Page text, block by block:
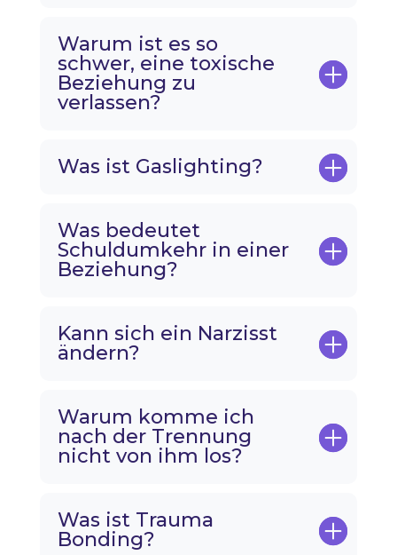
Warum ist es so
schwer, eine toxische
Beziehung zu
verlassen?
Was ist Gaslighting?
Was bedeutet
Schuldumkehr in einer
Beziehung?
Kann sich ein Narzisst
ändern?
Warum komme ich
nach der Trennung
nicht von ihm los?
Was ist Trauma
Bonding?